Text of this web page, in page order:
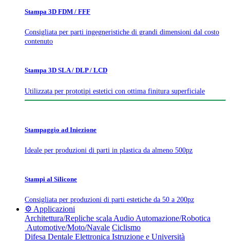
Stampa 3D FDM / FFF
Consigliata per parti ingegneristiche di grandi dimensioni dal costo
contenuto
Stampa 3D SLA / DLP / LCD
Utilizzata per prototipi estetici con ottima finitura superficiale
Stampaggio ad Iniezione
Ideale per produzioni di parti in plastica da almeno 500pz
Stampi al Silicone
Consigliata per produzioni di parti estetiche da 50 a 200pz
⚙️ Applicazioni
Architettura/Repliche scala Audio Automazione/Robotica
Automotive/Moto/Navale Ciclismo
Difesa Dentale Elettronica Istruzione e Università